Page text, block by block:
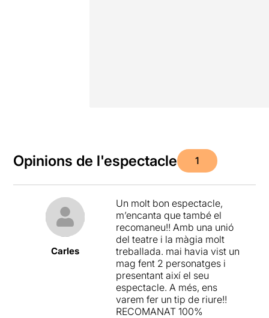
Opinions de l'espectacle 1
Carles
Un molt bon espectacle,
m’encanta que també el
recomaneu!! Amb una unió
del teatre i la màgia molt
treballada. mai havia vist un
mag fent 2 personatges i
presentant així el seu
espectacle. A més, ens
varem fer un tip de riure!!
RECOMANAT 100%